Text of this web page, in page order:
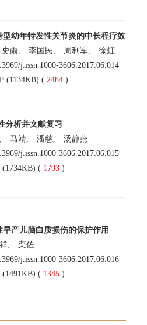
幼年特发性关节炎的中长程疗效
雨, 李国民, 周利军, 徐虹
j.issn.1000-3606.2017.06.014
(1134KB) ( 2484 )
分析并文献复习
马靖, 潘慈, 汤静燕
j.issn.1000-3606.2017.06.015
(1734KB) ( 1793 )
产儿脑白质损伤的保护作用
, 栾佐
j.issn.1000-3606.2017.06.016
(1491KB) ( 1345 )